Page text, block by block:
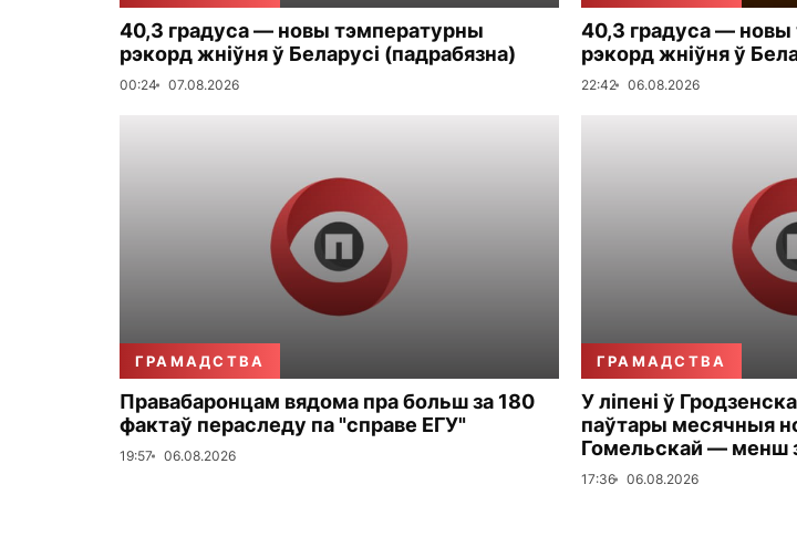
40,3 градуса — новы тэмпературны
рэкорд жніўня ў Беларусі (падрабязна)
00:24 07.08.2026
40,3 градуса —
рэкорд жніўня ў
22:42 06.08.2026
ГРАМАДСТВА
Правабаронцам вядома пра больш за 180
фактаў пераследу па "справе ЕГУ"
19:57 06.08.2026
ГРАМАДСТВА
У ліпені ў
паўтары месячныя
Гомельскай — менш
17:36 06.08.2026